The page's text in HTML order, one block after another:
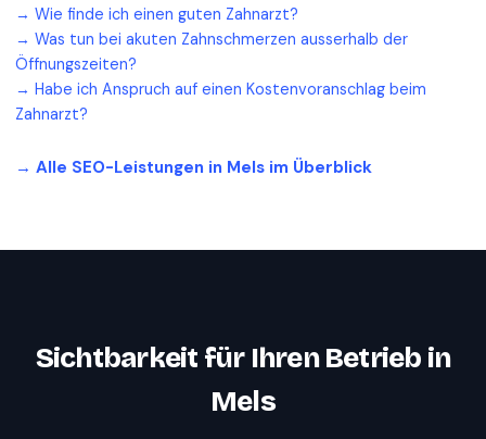
→ Wie finde ich einen guten Zahnarzt?
→ Was tun bei akuten Zahnschmerzen ausserhalb der
Öffnungszeiten?
→ Habe ich Anspruch auf einen Kostenvoranschlag beim
Zahnarzt?
→ Alle SEO-Leistungen in Mels im Überblick
Sichtbarkeit für Ihren Betrieb in
Mels